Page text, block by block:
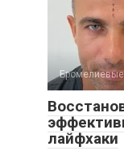
Бромелиевые
лайфхаки